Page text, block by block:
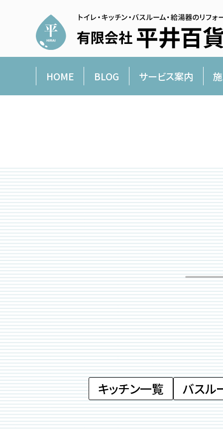
HOME BLOG サービス案内
キッチン一覧 バスル